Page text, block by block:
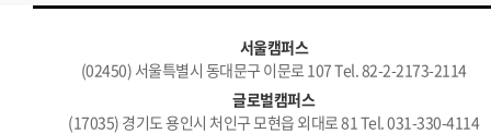
서울캠퍼스
(02450) 서울특별시 동대문구 이문로 107 Tel. 82-2-2173-2114
글로벌캠퍼스
(17035) 경기도 용인시 처인구 모현읍 외대로 81 Tel. 031-330-4114